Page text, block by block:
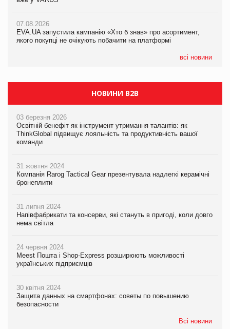
07.08.2026
EVA.UA запустила кампанію «Хто б знав» про асортимент,
якого покупці не очікують побачити на платформі
всі новини
07.08.2026
EVA.UA запустила кампанію «Хто б знав» про асортимент,
якого покупці не очікують побачити на платформі
НОВИНИ B2B
03 березня 2026
Освітній бенефіт як інструмент утримання талантів: як
ThinkGlobal підвищує лояльність та продуктивність вашої
команди
31 жовтня 2024
Компанія Rarog Tactical Gear презентувала надлегкі керамічні
бронеплити
31 липня 2024
Напівфабрикати та консерви, які стануть в пригоді, коли довго
нема світла
24 червня 2024
Meest Пошта і Shop-Express розширюють можливості
українських підприємців
30 квітня 2024
Защита данных на смартфонах: советы по повышению
безопасности
Всі новини